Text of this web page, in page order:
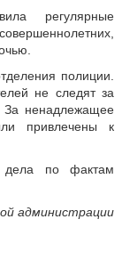
регулярные
полиции.
не следят за
За ненадлежащее
привлечены к
дела по фактам
администрации